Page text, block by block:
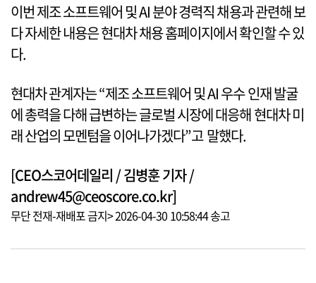
이번 제조 소프트웨어 및 AI 분야 경력직 채용과 관련해 보
다 자세한 내용은 현대차 채용 홈페이지에서 확인할 수 있
다.
현대차 관계자는 “제조 소프트웨어 및 AI 우수 인재 발굴
에 총력을 다해 급변하는 글로벌 시장에 대응해 현대차 미
래 산업의 모멘텀을 이어나가겠다”고 말했다.
[CEO스코어데일리 / 김병훈 기자 /
andrew45@ceoscore.co.kr]
무단 전재-재배포 금지> 2026-04-30 10:58:44 송고